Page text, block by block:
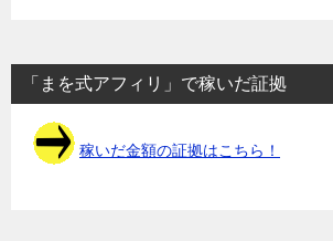
「まを式アフィリ」で稼いだ証拠
稼いだ金額の証拠はこちら！